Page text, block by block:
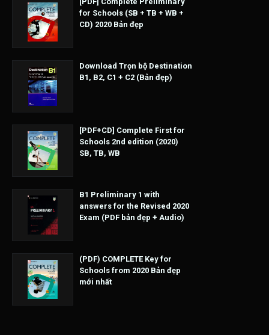
for Schools (SB + TB + WB +
CD) 2020 Bản đẹp
Download Trọn bộ Destination
B1, B2, C1 + C2 (Bản đẹp)
[PDF+CD] Complete First for
Schools 2nd edition (2020)
SB, TB, WB
B1 Preliminary 1 with
answers for the Revised 2020
Exam (PDF bản đẹp + Audio)
(PDF) COMPLETE Key for
Schools from 2020 Bản đẹp
mới nhất